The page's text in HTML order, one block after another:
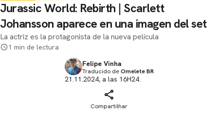
Jurassic World: Rebirth | Scarlett
Johansson aparece en una imagen del set
La actriz es la protagonista de la nueva película
1 min de lectura
Felipe Vinha
Traducido deOmelete BR
21.11.2024, a las 16H24.
Compartilhar